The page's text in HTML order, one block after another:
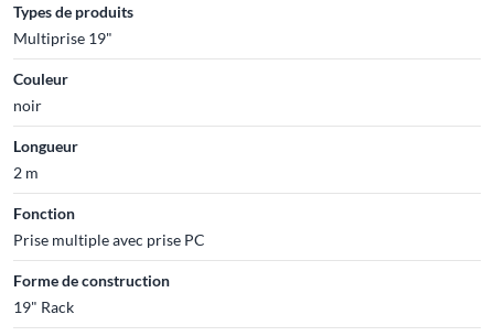
Types de produits
Multiprise 19"
Couleur
noir
Longueur
2 m
Fonction
Prise multiple avec prise PC
Forme de construction
19" Rack